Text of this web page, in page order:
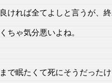
ければ全てよしと言うが、
ちゃ気分悪いよね。
で眠たくて死にそうだった